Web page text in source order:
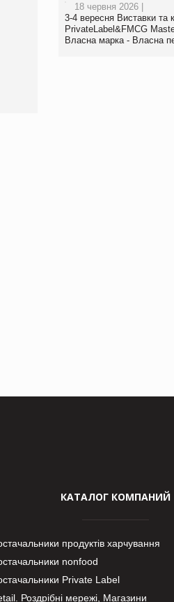
Брагина Людмила
Просування компанії на
порталі оптової та
18 червня 2026 |
3-4 вересня Виставки та
PrivateLabel&FMCG
Власна марка - Власна
КАТАЛОГ КОМПАНИЙ
продуктів харчування
nonfood
Private Label
Роздрібні мережі, Магазини